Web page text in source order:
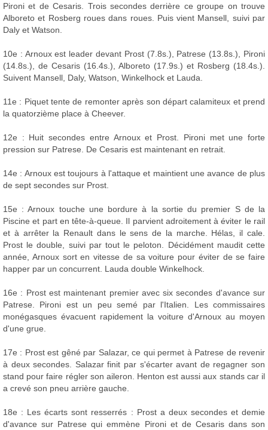
Pironi et de Cesaris. Trois secondes derrière ce groupe on trouve
Alboreto et Rosberg roues dans roues. Puis vient Mansell, suivi par
Daly et Watson.
10e : Arnoux est leader devant Prost (7.8s.), Patrese (13.8s.), Pironi
(14.8s.), de Cesaris (16.4s.), Alboreto (17.9s.) et Rosberg (18.4s.).
Suivent Mansell, Daly, Watson, Winkelhock et Lauda.
11e : Piquet tente de remonter après son départ calamiteux et prend
la quatorzième place à Cheever.
12e : Huit secondes entre Arnoux et Prost. Pironi met une forte
pression sur Patrese. De Cesaris est maintenant en retrait.
14e : Arnoux est toujours à l'attaque et maintient une avance de plus
de sept secondes sur Prost.
15e : Arnoux touche une bordure à la sortie du premier S de la
Piscine et part en tête-à-queue. Il parvient adroitement à éviter le rail
et à arrêter la Renault dans le sens de la marche. Hélas, il cale.
Prost le double, suivi par tout le peloton. Décidément maudit cette
année, Arnoux sort en vitesse de sa voiture pour éviter de se faire
happer par un concurrent. Lauda double Winkelhock.
16e : Prost est maintenant premier avec six secondes d'avance sur
Patrese. Pironi est un peu semé par l'Italien. Les commissaires
monégasques évacuent rapidement la voiture d'Arnoux au moyen
d'une grue.
17e : Prost est gêné par Salazar, ce qui permet à Patrese de revenir
à deux secondes. Salazar finit par s'écarter avant de regagner son
stand pour faire régler son aileron. Henton est aussi aux stands car il
a crevé son pneu arrière gauche.
18e : Les écarts sont resserrés : Prost a deux secondes et demie
d'avance sur Patrese qui emmène Pironi et de Cesaris dans son